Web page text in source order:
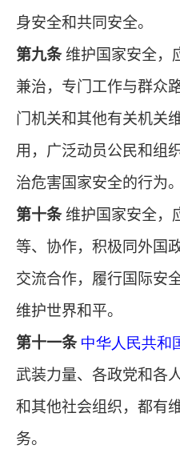
身安全和共同安全。
第九条维护国家安全，
兼治，专门工作与群众
门机关和其他有关机关
用，广泛动员公民和组
治危害国家安全的行为。
第十条维护国家安全，
等、协作，积极同外国
交流合作，履行国际安
维护世界和平。
第十一条 中华人民共和
武装力量、各政党和各
和其他社会组织，都有
务。